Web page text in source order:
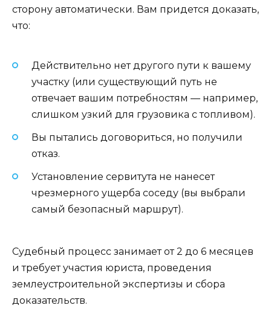
сторону автоматически. Вам придется доказать,
что:
Действительно нет другого пути к вашему
участку (или существующий путь не
отвечает вашим потребностям — например,
слишком узкий для грузовика с топливом).
Вы пытались договориться, но получили
отказ.
Установление сервитута не нанесет
чрезмерного ущерба соседу (вы выбрали
самый безопасный маршрут).
Судебный процесс занимает от 2 до 6 месяцев
и требует участия юриста, проведения
землеустроительной экспертизы и сбора
доказательств.